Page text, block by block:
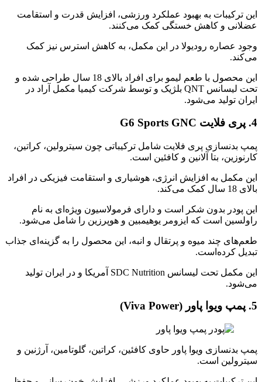
این ترکیبات به بهبود عملکرد ورزشی، افزایش قدرت و استقامت
عضلانی و کاهش خستگی کمک می‌کنند.
وجود عصاره رودیولا در این مکمل، به کاهش استرس نیز کمک
می‌کند.
این محصول با طعم لیمو برای افراد بالای 18 سال طراحی شده و
تحت لیسانس QNT بلژیک و توسط شرکت کیمیا مکمل آراد در
ایران تولید می‌شود.
4. پری فلایت G6 Sports GNC
پمپ بدنسازی پری فلایت شامل ترکیباتی چون سیترولین، کراتین،
کارنوزین، بتا آلانین و کافئین است.
این مکمل به افزایش انرژی، هوشیاری و استقامت فیزیکی در افراد
بالای 18 سال کمک می‌کند.
این پودر بدون شکر است و دارای فرمولاسیون ویژه‌ای به نام
راولسین است که ایزومر یوهیمبین و هوپرزین را شامل می‌شود.
طعم‌های چند میوه و پرتقال و انبه، این محصول را به گزینه‌ای جذاب
تبدیل کرده‌است.
این مکمل تحت لیسانس SDC Nutrition آمریکا و در ایران تولید
می‌شود.
5. پمپ ویوا پاور ( Viva Power
)
پمپ بدنسازی ویوا پاور حاوی کافئین، کراتین، گلوتامین، آرژنین و
سیترولین است.